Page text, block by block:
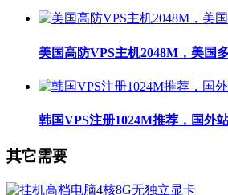
美国高防VPS主机2048M，美国
韩国VPS注册1024M推荐，国外
其它需要